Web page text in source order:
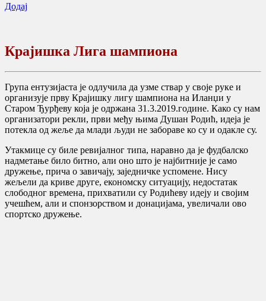
Додај
Крајишка Лига шампиона
Група ентузијаста је одлучила да узме ствар у своје руке и
организује прву Крајишку лигу шампиона на Иланџи у
Старом Ђурђеву која је одржана 31.3.2019.године. Како су нам
организатори рекли, први међу њима Душан Родић, идеја је
потекла од жеље да млади људи не забораве ко су и одакле су.
Утакмице су биле ревијалног типа, наравно да је фудбалско
надметање било битно, али оно што је најбитније је само
дружење, прича о завичају, заједничке успомене. Нису
жељели да криве друге, економску ситуацију, недостатак
слободног времена, прихватили су Родићеву идеју и својим
учешћем, али и спонзорством и донацијама, увеличали ово
спортско дружење.